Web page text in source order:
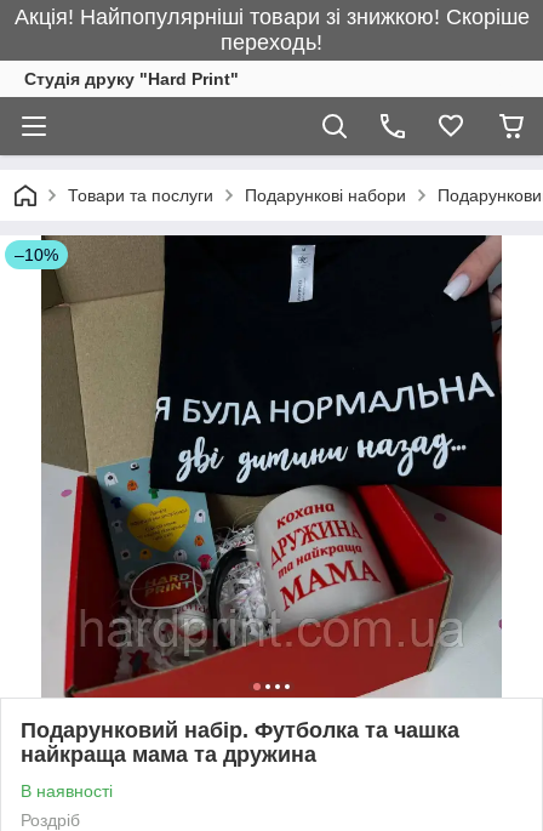
Акція! Найпопулярніші товари зі знижкою! Скоріше
переходь!
Студія друку "Hard Print"
Товари та послуги Подарункові набори
–10%
Подарунковий набір. Футболка та чашка
найкраща мама та дружина
В наявності
Роздріб